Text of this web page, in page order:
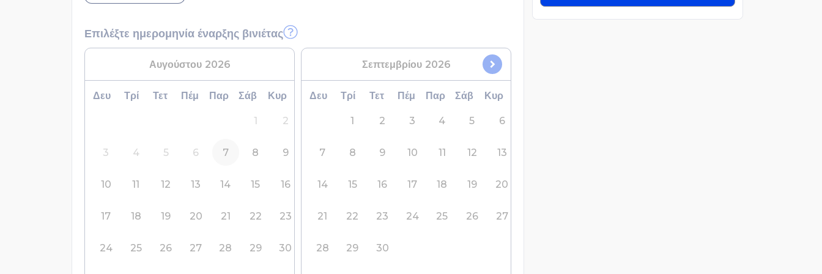
Επιλέξτε ημερομηνία έναρξης βινιέτας
Αυγούστου 2026
Δευ Τρί Τετ Πέμ Παρ Σάβ Κυρ
1 2
3 4 5 6 7 8 9
10 11 12 13 14 15 16
17 18 19 20 21 22 23
24 25 26 27 28 29 30
Σεπτεμβρίου 2026
Δευ Τρί Τετ Πέμ Παρ Σάβ Κυρ
1 2 3 4 5 6
7 8 9 10 11 12 13
14 15 16 17 18 19 20
21 22 23 24 25 26 27
28 29 30